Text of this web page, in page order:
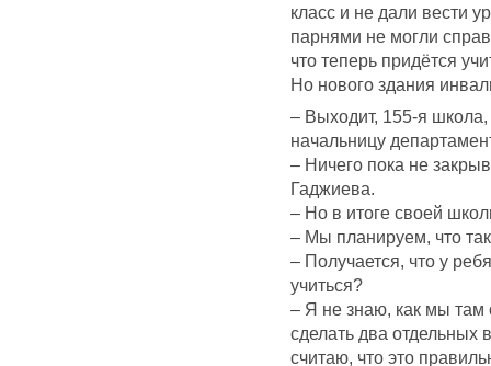
класс и не дали вести
парнями не могли
что теперь придётся
Но нового здания
– Выходит, 155-я
начальницу
– Ничего пока не
Гаджиева.
– Но в итоге своей
– Мы планируем, что
– Получается, что у
учиться?
– Я не знаю, как мы там
сделать два отдельных
считаю, что это